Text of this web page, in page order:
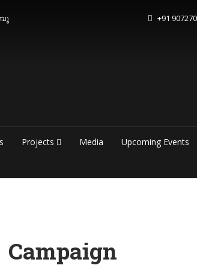
+91
Projects Media Upcoming Events
Campaign